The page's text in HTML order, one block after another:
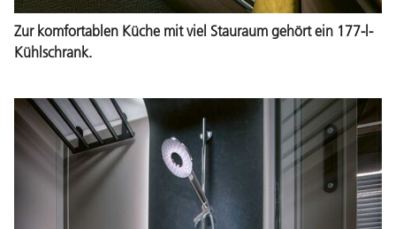
Zur komfortablen Küche mit viel Stauraum gehört ein 177-l-
Kühlschrank.